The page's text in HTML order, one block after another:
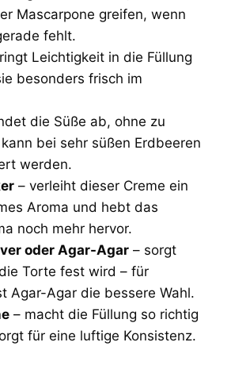
Mascarpone greifen, wenn
fehlt.
Leichtigkeit in die Füllung
besonders frisch im
die Süße ab, ohne zu
bei sehr süßen Erdbeeren
werden.
– verleiht dieser Creme ein
Aroma und hebt das
noch mehr hervor.
oder Agar-Agar – sorgt
Torte fest wird – für
Agar-Agar die bessere Wahl.
– macht die Füllung so richtig
für eine luftige Konsistenz.